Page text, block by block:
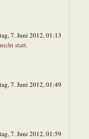
7. Juni 2012, 01:13
statt.
7. Juni 2012, 01:49
7. Juni 2012, 01:59